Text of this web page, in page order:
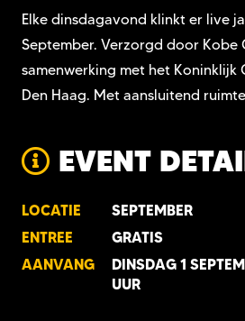
Elke dinsdagavond klinkt er live
September. Verzorgd door Kobe
samenwerking met het Koninklijk
Den Haag. Met aansluitend
EVENT
LOCATIE
SEPTEMBER
ENTREE
GRATIS
AANVANG
DINSDAG 1
UUR